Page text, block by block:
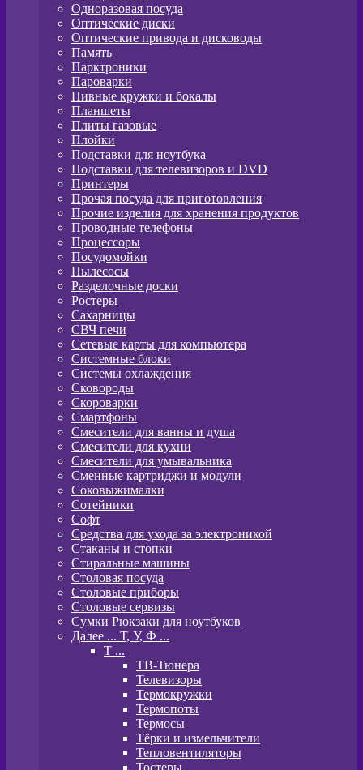
Одноразовая посуда
Оптические диски
Оптические привода и дисководы
Память
Парктроники
Пароварки
Пивные кружки и бокалы
Планшеты
Плиты газовые
Плойки
Подставки для ноутбука
Подставки для телевизоров и DVD
Принтеры
Прочая посуда для приготовления
Прочие изделия для хранения продуктов
Проводные телефоны
Процессоры
Посудомойки
Пылесосы
Разделочные доски
Ростеры
Сахарницы
СВЧ печи
Сетевые карты для компьютера
Системные блоки
Системы охлаждения
Сковороды
Скороварки
Смартфоны
Смесители для ванны и душа
Смесители для кухни
Смесители для умывальника
Сменные картриджи и модули
Соковыжималки
Сотейники
Софт
Средства для ухода за электроникой
Стаканы и стопки
Стиральные машины
Столовая посуда
Столовые приборы
Столовые сервизы
Сумки Рюкзаки для ноутбуков
Далее ... Т, У, Ф ...
T ...
ТВ-Тюнера
Телевизоры
Термокружки
Термопоты
Термосы
Тёрки и измельчители
Тепловентиляторы
Тостеры